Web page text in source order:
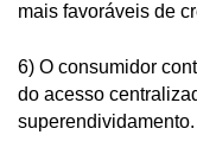
mais favoráveis de
6) O consumidor
do acesso
superendividamento.